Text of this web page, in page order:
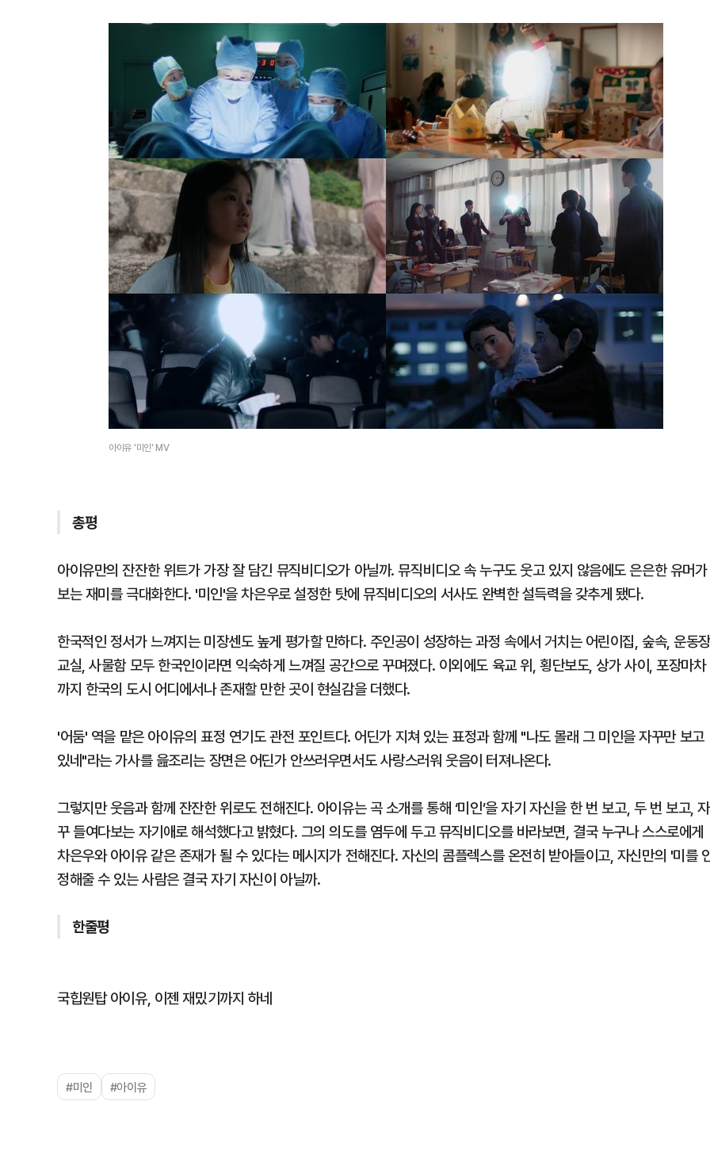
아이유 '미인' MV
총평
아이유만의 잔잔한 위트가 가장 잘 담긴 뮤직비디오가 아닐까. 뮤직비디오 속 누구도 웃고 있지 않음에도 은은한 유머가
보는 재미를 극대화한다. '미인'을 차은우로 설정한 탓에 뮤직비디오의 서사도 완벽한 설득력을 갖추게 됐다.
한국적인 정서가 느껴지는 미장센도 높게 평가할 만하다. 주인공이 성장하는 과정 속에서 거치는 어린이집, 숲속, 운동
교실, 사물함 모두 한국인이라면 익숙하게 느껴질 공간으로 꾸며졌다. 이외에도 육교 위, 횡단보도, 상가 사이, 포장마차
까지 한국의 도시 어디에서나 존재할 만한 곳이 현실감을 더했다.
'어둠' 역을 맡은 아이유의 표정 연기도 관전 포인트다. 어딘가 지쳐 있는 표정과 함께 "나도 몰래 그 미인을 자꾸만 보고
있네"라는 가사를 읊조리는 장면은 어딘가 안쓰러우면서도 사랑스러워 웃음이 터져나온다.
그렇지만 웃음과 함께 잔잔한 위로도 전해진다. 아이유는 곡 소개를 통해 ‘미인’을 자기 자신을 한 번 보고, 두 번 보고, 자
꾸 들여다보는 자기애로 해석했다고 밝혔다. 그의 의도를 염두에 두고 뮤직비디오를 바라보면, 결국 누구나 스스로에게
차은우와 아이유 같은 존재가 될 수 있다는 메시지가 전해진다. 자신의 콤플렉스를 온전히 받아들이고, 자신만의 '미를
정해줄 수 있는 사람은 결국 자기 자신이 아닐까.
한줄평
국힙원탑 아이유, 이젠 재밌기까지 하네
#미인 #아이유